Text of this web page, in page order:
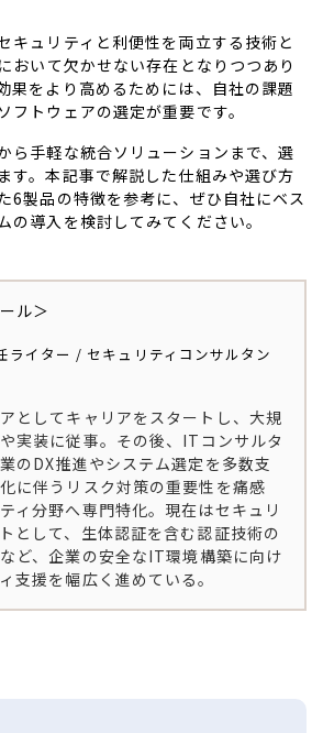
キュリティと利便性を両立する技術と
おいて欠かせない存在となりつつあり
果をより高めるためには、自社の課題
フトウェアの選定が重要です。
ら手軽な統合ソリューションまで、選
す。本記事で解説した仕組みや選び方
6製品の特徴を参考に、ぜひ自社にベス
の導入を検討してみてください。
ル＞
ライター / セキュリティコンサルタン
としてキャリアをスタートし、大規
実装に従事。その後、ITコンサルタ
のDX推進やシステム選定を多数支
に伴うリスク対策の重要性を痛感
ィ分野へ専門特化。現在はセキュリ
として、生体認証を含む認証技術の
ど、企業の安全なIT環境構築に向け
支援を幅広く進めている。